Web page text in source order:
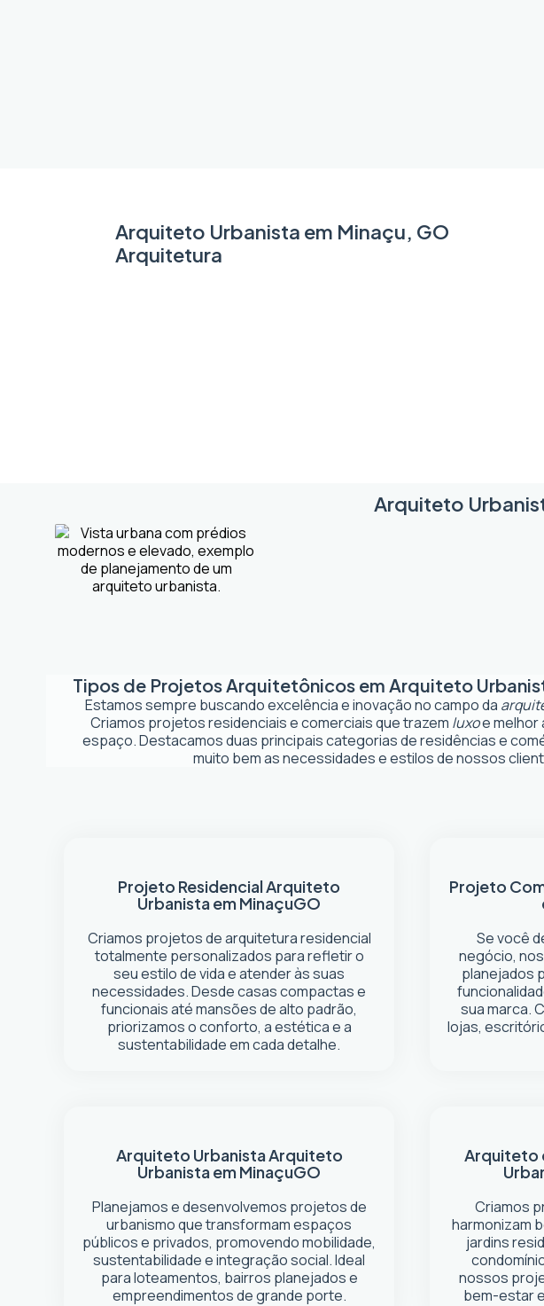
Arquiteto Urbanista em Minaçu, GO
Arquitetura
Arquiteto
Tipos de Projetos Arquitetônicos em Arquiteto
Estamos sempre buscando excelência e inovação no campo da
Criamos projetos residenciais e comerciais que trazem luxoe melhor
espaço. Destacamos duas principais categorias de residências e
muito bem as necessidades e estilos de nossos
Projeto ResidencialArquiteto
Urbanista em MinaçuGO
Criamos projetos de arquitetura residencial
totalmente personalizados para refletir o
seu estilo de vida e atender às suas
necessidades. Desde casas compactas e
funcionais até mansões de alto padrão,
priorizamos o conforto, a estética e a
sustentabilidade em cada detalhe.
Projeto
Se você
negócio,
planejados
sua marca.
lojas,
Arquiteto UrbanistaArquiteto
Urbanista em MinaçuGO
Planejamos e desenvolvemos projetos de
urbanismo que transformam espaços
públicos e privados, promovendo mobilidade,
sustentabilidade e integração social. Ideal
para loteamentos, bairros planejados e
empreendimentos de grande porte.
Arquiteto
Criamos
harmonizam
jardins
nossos
bem-estar